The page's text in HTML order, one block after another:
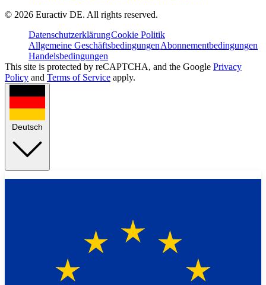
© 2026 Euractiv DE. All rights reserved.
DatenschutzerklärungCookie Politik
Allgemeine GeschäftsbedingungenAbonnementbedingungen
Handelsbedingungen
This site is protected by reCAPTCHA, and the Google Privacy
Policy and Terms of Service apply.
Deutsch